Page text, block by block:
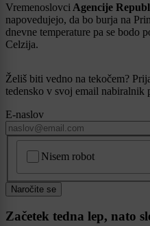
Vremenoslovci Agencije
napovedujejo, da bo burja na
dnevne temperature pa se bodo
Celzija.
Želiš biti vedno na tekočem?
tedensko v svoj email nabiralnik
E-naslov
Nisem robot
Naročite se
Začetek tedna lep, nato